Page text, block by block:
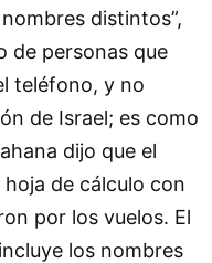
distintos”,
de personas que
teléfono, y no
de Israel; es como
dijo que el
de cálculo con
por los vuelos. El
los nombres